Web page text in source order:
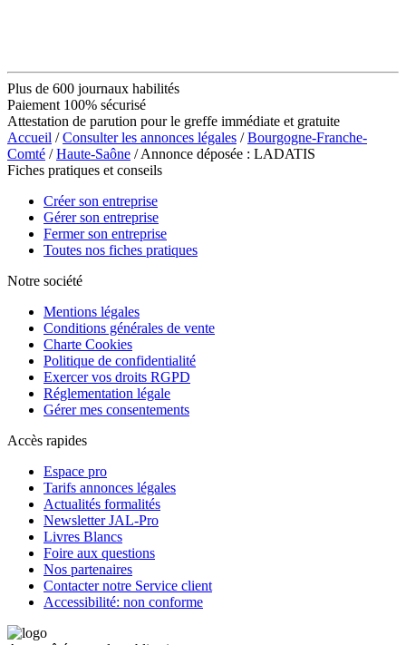
Plus de 600 journaux habilités
Paiement 100% sécurisé
Attestation de parution pour le greffe immédiate et gratuite
Accueil /Consulter les annonces légales /Bourgogne-Franche-
Comté /Haute-Saône / Annonce déposée : LADATIS
Fiches pratiques et conseils
Créer son entreprise
Gérer son entreprise
Fermer son entreprise
Toutes nos fiches pratiques
Notre société
Mentions légales
Conditions générales de vente
Charte Cookies
Politique de confidentialité
Exercer vos droits RGPD
Réglementation légale
Gérer mes consentements
Accès rapides
Espace pro
Tarifs annonces légales
Actualités formalités
Newsletter JAL-Pro
Livres Blancs
Foire aux questions
Nos partenaires
Contacter notre Service client
Accessibilité: non conforme